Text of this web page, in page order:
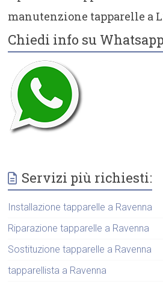
manutenzione tapparelle a
Chiedi info su Whatsapp
Servizi più richiesti:
Installazione tapparelle a Ravenna
Riparazione tapparelle a Ravenna
Sostituzione tapparelle a Ravenna
tapparellista a Ravenna